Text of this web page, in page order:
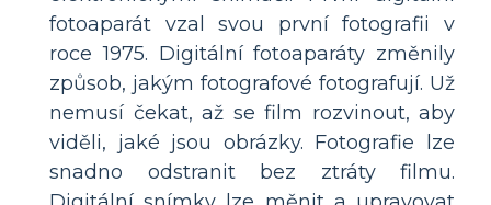
fotoaparát vzal svou první fotografii v
roce 1975. Digitální fotoaparáty změnily
způsob, jakým fotografové fotografují. Už
nemusí čekat, až se film rozvinout, aby
viděli, jaké jsou obrázky. Fotografie lze
snadno odstranit bez ztráty filmu.